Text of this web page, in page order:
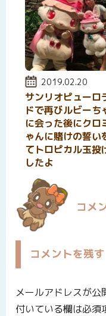
投稿日:
2019.02.20
サンリオピューロ
ドで再びルビーち
に会った後にクロ
ゃんに賭けの誓い
てトロピカル玉投
したよ
コメ
コメントを残す
メールアドレスが公
付いている欄は必須